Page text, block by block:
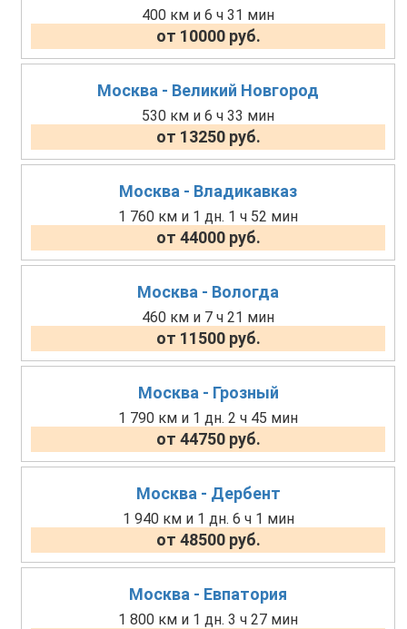
400 км и 6 ч 31 мин
от 10000 руб.
Москва - Великий Новгород
530 км и 6 ч 33 мин
от 13250 руб.
Москва - Владикавказ
1 760 км и 1 дн. 1 ч 52 мин
от 44000 руб.
Москва - Вологда
460 км и 7 ч 21 мин
от 11500 руб.
Москва - Грозный
1 790 км и 1 дн. 2 ч 45 мин
от 44750 руб.
Москва - Дербент
1 940 км и 1 дн. 6 ч 1 мин
от 48500 руб.
Москва - Евпатория
1 800 км и 1 дн. 3 ч 27 мин